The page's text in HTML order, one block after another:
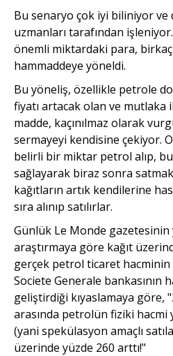
Bu senaryo çok iyi biliniyor
uzmanları tarafından
önemli miktardaki para,
hammaddeye yöneldi.
Bu yöneliş, özellikle petrole
fiyatı artacak olan ve mutlaka
madde, kaçınılmaz olarak
sermayeyi kendisine çekiyor.
belirli bir miktar petrol alıp,
sağlayarak biraz sonra
kağıtların artık kendilerine
sıra alınıp satılırlar.
Günlük Le Monde gazetesinin
araştırmaya göre kağıt
gerçek petrol ticaret hacminin
Societe Generale bankasının
geliştirdiği kıyaslamaya göre,
arasında petrolün fiziki hacmi
(yani spekülasyon amaçlı
üzerinde yüzde 260 arttı!"